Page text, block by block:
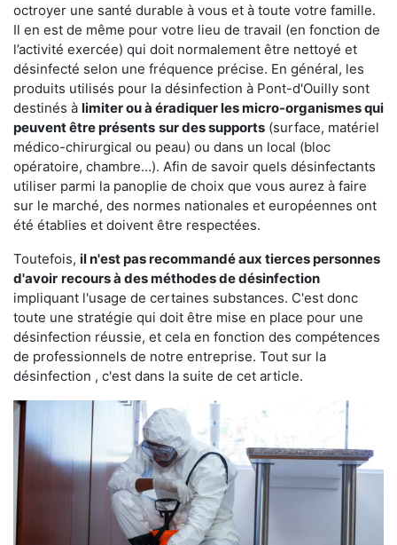
octroyer une santé durable à vous et à toute votre famille.
Il en est de même pour votre lieu de travail (en fonction de
l’activité exercée) qui doit normalement être nettoyé et
désinfecté selon une fréquence précise. En général, les
produits utilisés pour la désinfection à Pont-d'Ouilly sont
destinés à limiter ou à éradiquer les micro-organismes qui
peuvent être présents sur des supports (surface, matériel
médico-chirurgical ou peau) ou dans un local (bloc
opératoire, chambre…). Afin de savoir quels désinfectants
utiliser parmi la panoplie de choix que vous aurez à faire
sur le marché, des normes nationales et européennes ont
été établies et doivent être respectées.
Toutefois, il n'est pas recommandé aux tierces personnes
d'avoir recours à des méthodes de désinfection
impliquant l'usage de certaines substances. C'est donc
toute une stratégie qui doit être mise en place pour une
désinfection réussie, et cela en fonction des compétences
de professionnels de notre entreprise. Tout sur la
désinfection , c'est dans la suite de cet article.